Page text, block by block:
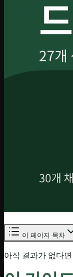
이 페이지 목차
아직 결과가 없다면